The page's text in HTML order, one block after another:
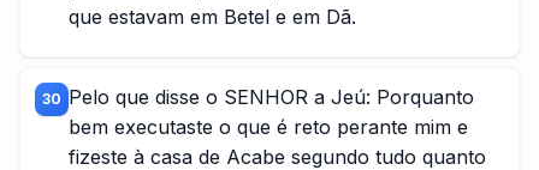
que estavam em Betel e em Dã.
30 Pelo que disse o SENHOR a Jeú: Porquanto
bem executaste o que é reto perante mim e
fizeste à casa de Acabe segundo tudo quanto